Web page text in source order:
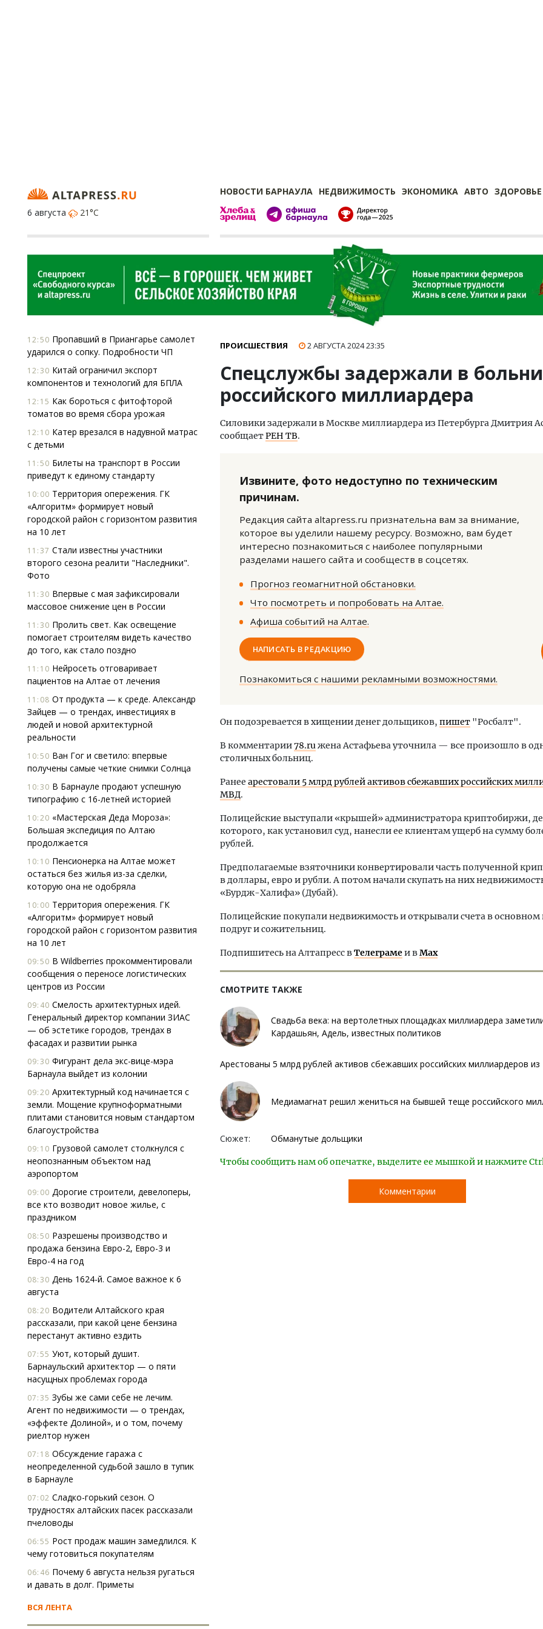
НОВОСТИ БАРНАУЛА НЕДВИЖИМОСТЬ ЭКОНОМИКА АВТО ЗДОРОВЬЕ
6 августа
21°C
12:50 Пропавший в Приангарье самолет
ударился о сопку. Подробности ЧП
12:30 Китай ограничил экспорт
компонентов и технологий для БПЛА
12:15 Как бороться с фитофторой
томатов во время сбора урожая
12:10 Катер врезался в надувной матрас
с детьми
11:50 Билеты на транспорт в России
приведут к единому стандарту
10:00 Территория опережения. ГК
«Алгоритм» формирует новый
городской район с горизонтом развития
на 10 лет
11:37 Стали известны участники
второго сезона реалити "Наследники".
Фото
11:30 Впервые с мая зафиксировали
массовое снижение цен в России
11:30 Пролить свет. Как освещение
помогает строи­телям видеть качество
до того, как стало поздно
11:10 Нейросеть отговаривает
пациентов на Алтае от лечения
11:08 От продукта — к среде. Александр
Зайцев — о трендах, инвестициях в
людей и новой архитектурной
реальности
10:50 Ван Гог и светило: впервые
получены самые четкие снимки Солнца
10:30 В Барнауле продают успешную
типографию с 16-летней историей
10:20 «Мастерская Деда Мороза»:
Большая экспедиция по Алтаю
продолжается
10:10 Пенсионерка на Алтае может
остаться без жилья из-за сделки,
которую она не одобряла
10:00 Территория опережения. ГК
«Алгоритм» формирует новый
городской район с горизонтом развития
на 10 лет
09:50 В Wildberries прокомментировали
сообщения о переносе логистических
центров из России
09:40 Смелость архитектурных идей.
Генеральный директор компании ЗИАС
— об эстетике городов, трендах в
фасадах и развитии рынка
09:30 Фигурант дела экс-вице-мэра
Барнаула выйдет из колонии
09:20 Архитектурный код начинается с
земли. Мощение крупноформатными
плитами становится новым стандартом
благоустройства
09:10 Грузовой самолет столкнулся с
неопознанным объектом над
аэропортом
09:00 Дорогие строители, девелоперы,
все кто возводит новое жилье, с
праздником
08:50 Разрешены производство и
продажа бензина Евро-2, Евро-3 и
Евро-4 на год
08:30 День 1624-й. Самое важное к 6
августа
08:20 Водители Алтайского края
рассказали, при какой цене бензина
перестанут активно ездить
07:55 Уют, который душит.
Барнаульский архитектор — о пяти
насущных проблемах города
07:35 Зубы же сами себе не лечим.
Агент по недвижимости — о трендах,
«эффекте Долиной», и о том, почему
риелтор нужен
07:18 Обсуждение гаража с
неопределенной судьбой зашло в тупик
в Барнауле
07:02 Сладко-горький сезон. О
трудностях алтайских пасек рассказали
пчеловоды
06:55 Рост продаж машин замедлился. К
чему готовиться покупателям
06:46 Почему 6 августа нельзя ругаться
и давать в долг. Приметы
ВСЯ ЛЕНТА
ПРОИСШЕСТВИЯ 2 АВГУСТА 202423:35
Спецслужбы задержали в
российского миллиардера
Силовики задержали в Москве миллиардера из Петербурга Дмитрия
сообщаетРЕН ТВ.
Извините, фото недоступно по техническим
причинам.
Редакция сайта altapress.ru признательна вам за внимание,
которое вы уделили нашему ресурсу. Возможно, вам будет
интересно познакомиться с наиболее популярными
разделами нашего сайта и сообществ в соцсетях.
Прогноз геомагнитной обстановки.
Что посмотреть и попробовать на Алтае.
Афиша событий на Алтае.
НАПИСАТЬ В РЕДАКЦИЮ
Познакомиться с нашими рекламными возможностями.
Он подозревается в хищении денег дольщиков, пишет "Росбалт".
В комментарии78.ruжена Астафьева уточнила — все произошло в
столичных больниц.
Ранее арестовали 5 млрд рублей активов сбежавших российских
МВД.
Полицейские выступали «крышей» администратора криптобиржи,
которого, как установил суд, нанесли ее клиентам ущерб на сумму
рублей.
Предполагаемые взяточники конвертировали часть полученной
в доллары, евро и рубли. А потом начали скупать на них
«Бурдж-Халифа» (Дубай).
Полицейские покупали недвижимость и открывали счета в основном
подруг и сожительниц.
Подпишитесь на Алтапресс вТелеграмеи вMax
СМОТРИТЕ ТАКЖЕ
Свадьба века: на вертолетных площадках миллиардера
Кардашьян, Адель, известных политиков
Арестованы 5 млрд рублей активов сбежавших российских миллиардеров
Медиамагнат решил жениться на бывшей теще российского
Сюжет: Обманутые дольщики
Чтобы сообщить нам об опечатке, выделите ее мышкой и нажмите
Комментарии
Архитектурный код начинается с
земли. Мощение крупноформатными
плитами становится новым
стандартом благоустройства
СТРОИТЕЛЬСТВО
Смелость архитектурных идей.
Генеральный директор компании
трендах в фасадах и развитии рынка
Двухуровневые номера и
Каким будет новый